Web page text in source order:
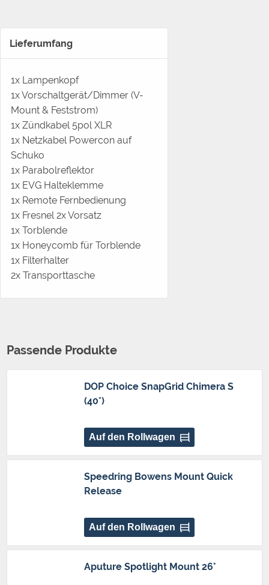
Lieferumfang
1x Lampenkopf
1x Vorschaltgerät/Dimmer (V-
Mount & Feststrom)
1x Zündkabel 5pol XLR
1x Netzkabel Powercon auf
Schuko
1x Parabolreflektor
1x EVG Halteklemme
1x Remote Fernbedienung
1x Fresnel 2x Vorsatz
1x Torblende
1x Honeycomb für Torblende
1x Filterhalter
2x Transporttasche
Passende Produkte
DOP Choice SnapGrid Chimera S
(40°)
Auf den Rollwagen
Speedring Bowens Mount Quick
Release
Auf den Rollwagen
Aputure Spotlight Mount 26°